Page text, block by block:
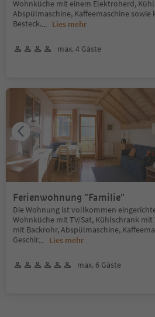
Wohnküche mit einem Elektroherd,
Abspülmaschine, Kaffeemaschine
Besteck.... Lies mehr
max. 4 Gäste
Ferienwohnung "Familie"
Die Wohnung ist vollkommen
Wohnküche mit TV/Sat, Kühlschrank
mit Backrohr, Abspülmaschine,
Geschir... Lies mehr
max. 6 Gäste